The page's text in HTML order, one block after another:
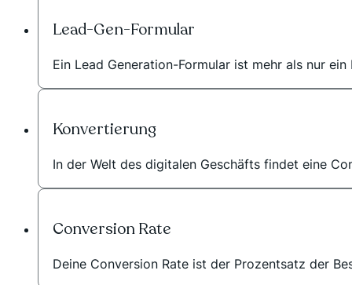
Lead-Gen-Formular
Ein Lead Generation-Formular ist mehr als nur
Konvertierung
In der Welt des digitalen Geschäfts findet eine
Conversion Rate
Deine Conversion Rate ist der Prozentsatz der